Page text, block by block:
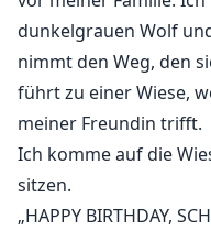
dunkelgrauen Wolf
nimmt den Weg, den
führt zu einer Wiese,
meiner Freundin trifft.
Ich komme auf die
sitzen.
„HAPPY BIRTHDAY,